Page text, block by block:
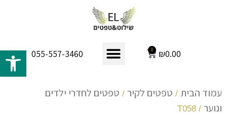
₪0.00
0
055-557-3460
עמוד הבית / טפטים לקיר / טפטים לחדרי ילדים
ונוער / T058